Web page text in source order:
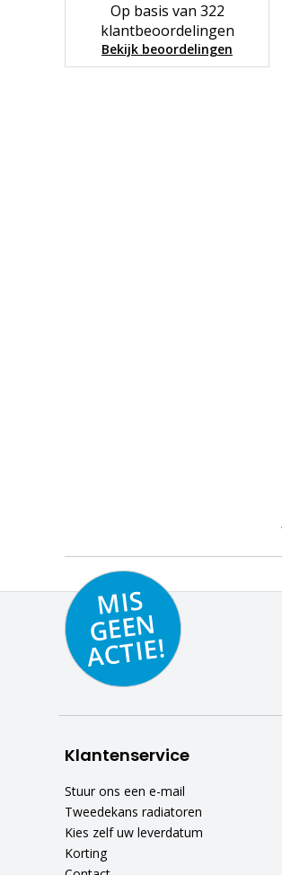
Op basis van 322
klantbeoordelingen
Bekijk beoordelingen
MIS
GEE
N
A
C
TIE!
Klantenservice
Stuur ons een e-mail
Tweedekans radiatoren
Kies zelf uw leverdatum
Korting